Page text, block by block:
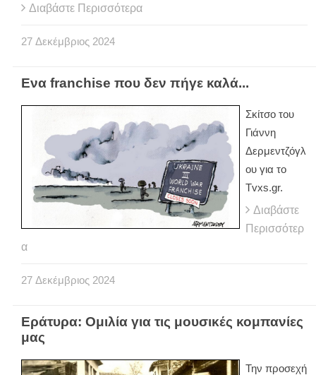
Διαβάστε Περισσότερα
27 Δεκέμβριος 2024
Ενα franchise που δεν πήγε καλά...
Σκίτσο του
Γιάννη
Δερμεντζόγλ
ου για το
Tvxs.gr.
Διαβάστε
Περισσότερ
α
27 Δεκέμβριος 2024
Εράτυρα: Ομιλία για τις μουσικές κομπανίες
μας
Την προσεχή